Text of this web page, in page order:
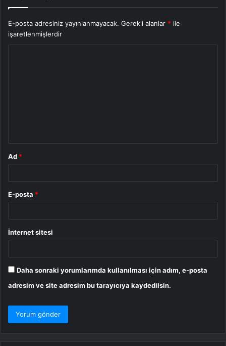
E-posta adresiniz yayınlanmayacak. Gerekli alanlar * ile
işaretlenmişlerdir
Ad *
E-posta *
İnternet sitesi
Daha sonraki yorumlarımda kullanılması için adım, e-posta
adresim ve site adresim bu tarayıcıya kaydedilsin.